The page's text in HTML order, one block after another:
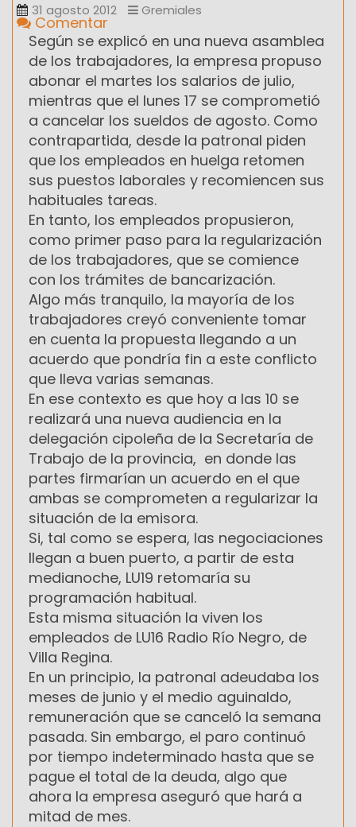
31 agosto 2012 Gremiales
Comentar
Según se explicó en una nueva asamblea
de los trabajadores, la empresa propuso
abonar el martes los salarios de julio,
mientras que el lunes 17 se comprometió
a cancelar los sueldos de agosto. Como
contrapartida, desde la patronal piden
que los empleados en huelga retomen
sus puestos laborales y recomiencen sus
habituales tareas.
En tanto, los empleados propusieron,
como primer paso para la regularización
de los trabajadores, que se comience
con los trámites de bancarización.
Algo más tranquilo, la mayoría de los
trabajadores creyó conveniente tomar
en cuenta la propuesta llegando a un
acuerdo que pondría fin a este conflicto
que lleva varias semanas.
En ese contexto es que hoy a las 10 se
realizará una nueva audiencia en la
delegación cipoleña de la Secretaría de
Trabajo de la provincia, en donde las
partes firmarían un acuerdo en el que
ambas se comprometen a regularizar la
situación de la emisora.
Si, tal como se espera, las negociaciones
llegan a buen puerto, a partir de esta
medianoche, LU19 retomaría su
programación habitual.
Esta misma situación la viven los
empleados de LU16 Radio Río Negro, de
Villa Regina.
En un principio, la patronal adeudaba los
meses de junio y el medio aguinaldo,
remuneración que se canceló la semana
pasada. Sin embargo, el paro continuó
por tiempo indeterminado hasta que se
pague el total de la deuda, algo que
ahora la empresa aseguró que hará a
mitad de mes.